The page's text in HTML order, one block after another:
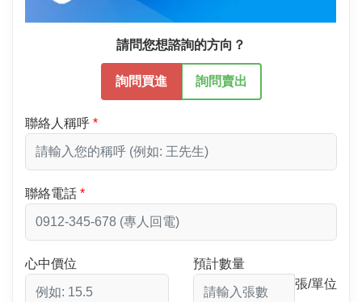
請問您想諮詢的方向？
詢問買進 詢問賣出
聯絡人稱呼
聯絡電話
心中價位
預計數量
張/單位